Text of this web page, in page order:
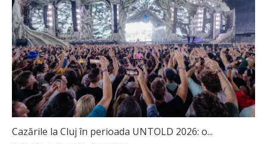
Cazările la Cluj în perioada UNTOLD 2026: o...